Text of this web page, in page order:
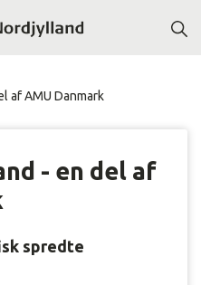
af AMU Danmark
- en del af
spredte